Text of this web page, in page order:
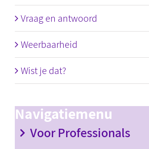
Vraag en antwoord
Weerbaarheid
Wist je dat?
Navigatiemenu
Voor Professionals